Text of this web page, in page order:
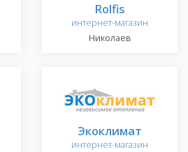
Rolfis
интернет-магазин
Николаев
Экоклимат
интернет-магазин